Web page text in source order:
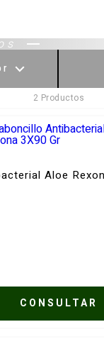
2 Productos
Aloe
CONSULTAR